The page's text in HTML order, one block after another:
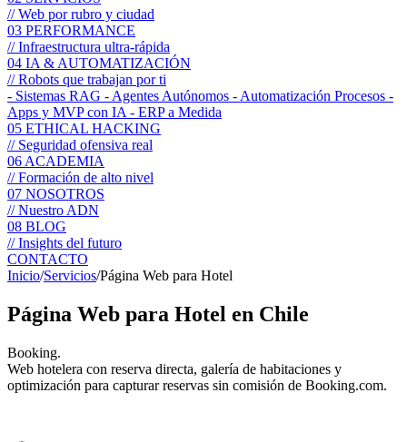
// Web por rubro y ciudad
03 PERFORMANCE
// Infraestructura ultra-rápida
04 IA & AUTOMATIZACIÓN
// Robots que trabajan por ti
- Sistemas RAG - Agentes Autónomos - Automatización Procesos -
Apps y MVP con IA - ERP a Medida
05 ETHICAL HACKING
// Seguridad ofensiva real
06 ACADEMIA
// Formación de alto nivel
07 NOSOTROS
// Nuestro ADN
08 BLOG
// Insights del futuro
CONTACTO
Inicio/Servicios/Página Web para Hotel
Página Web para Hotel en Chile
Booking.
Web hotelera con reserva directa, galería de habitaciones y
optimización para capturar reservas sin comisión de Booking.com.